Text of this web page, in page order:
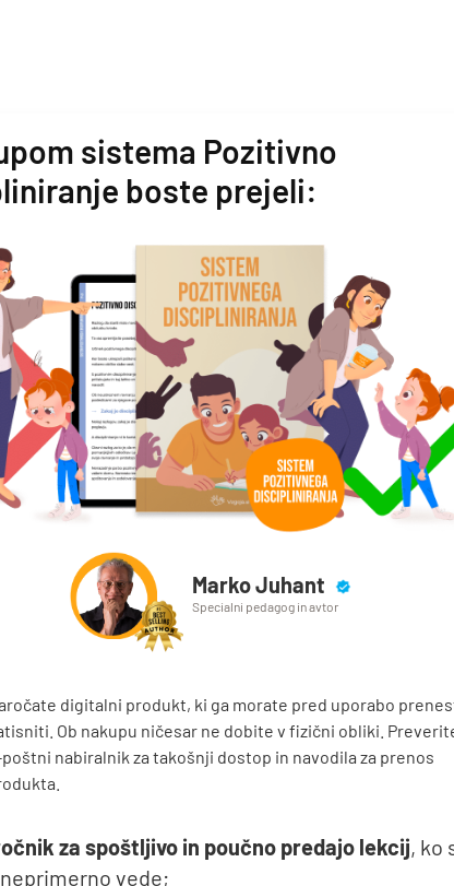
sistema Pozitivno
boste prejeli:
Marko Juhant
Specialni pedagog in avtor
digitalni produkt, ki ga morate pred uporabo
Ob nakupu ničesar ne dobite v fizični obliki.
nabiralnik za takošnji dostop in navodila za prenos
za spoštljivo in poučno predajo lekcij, ko
vede;